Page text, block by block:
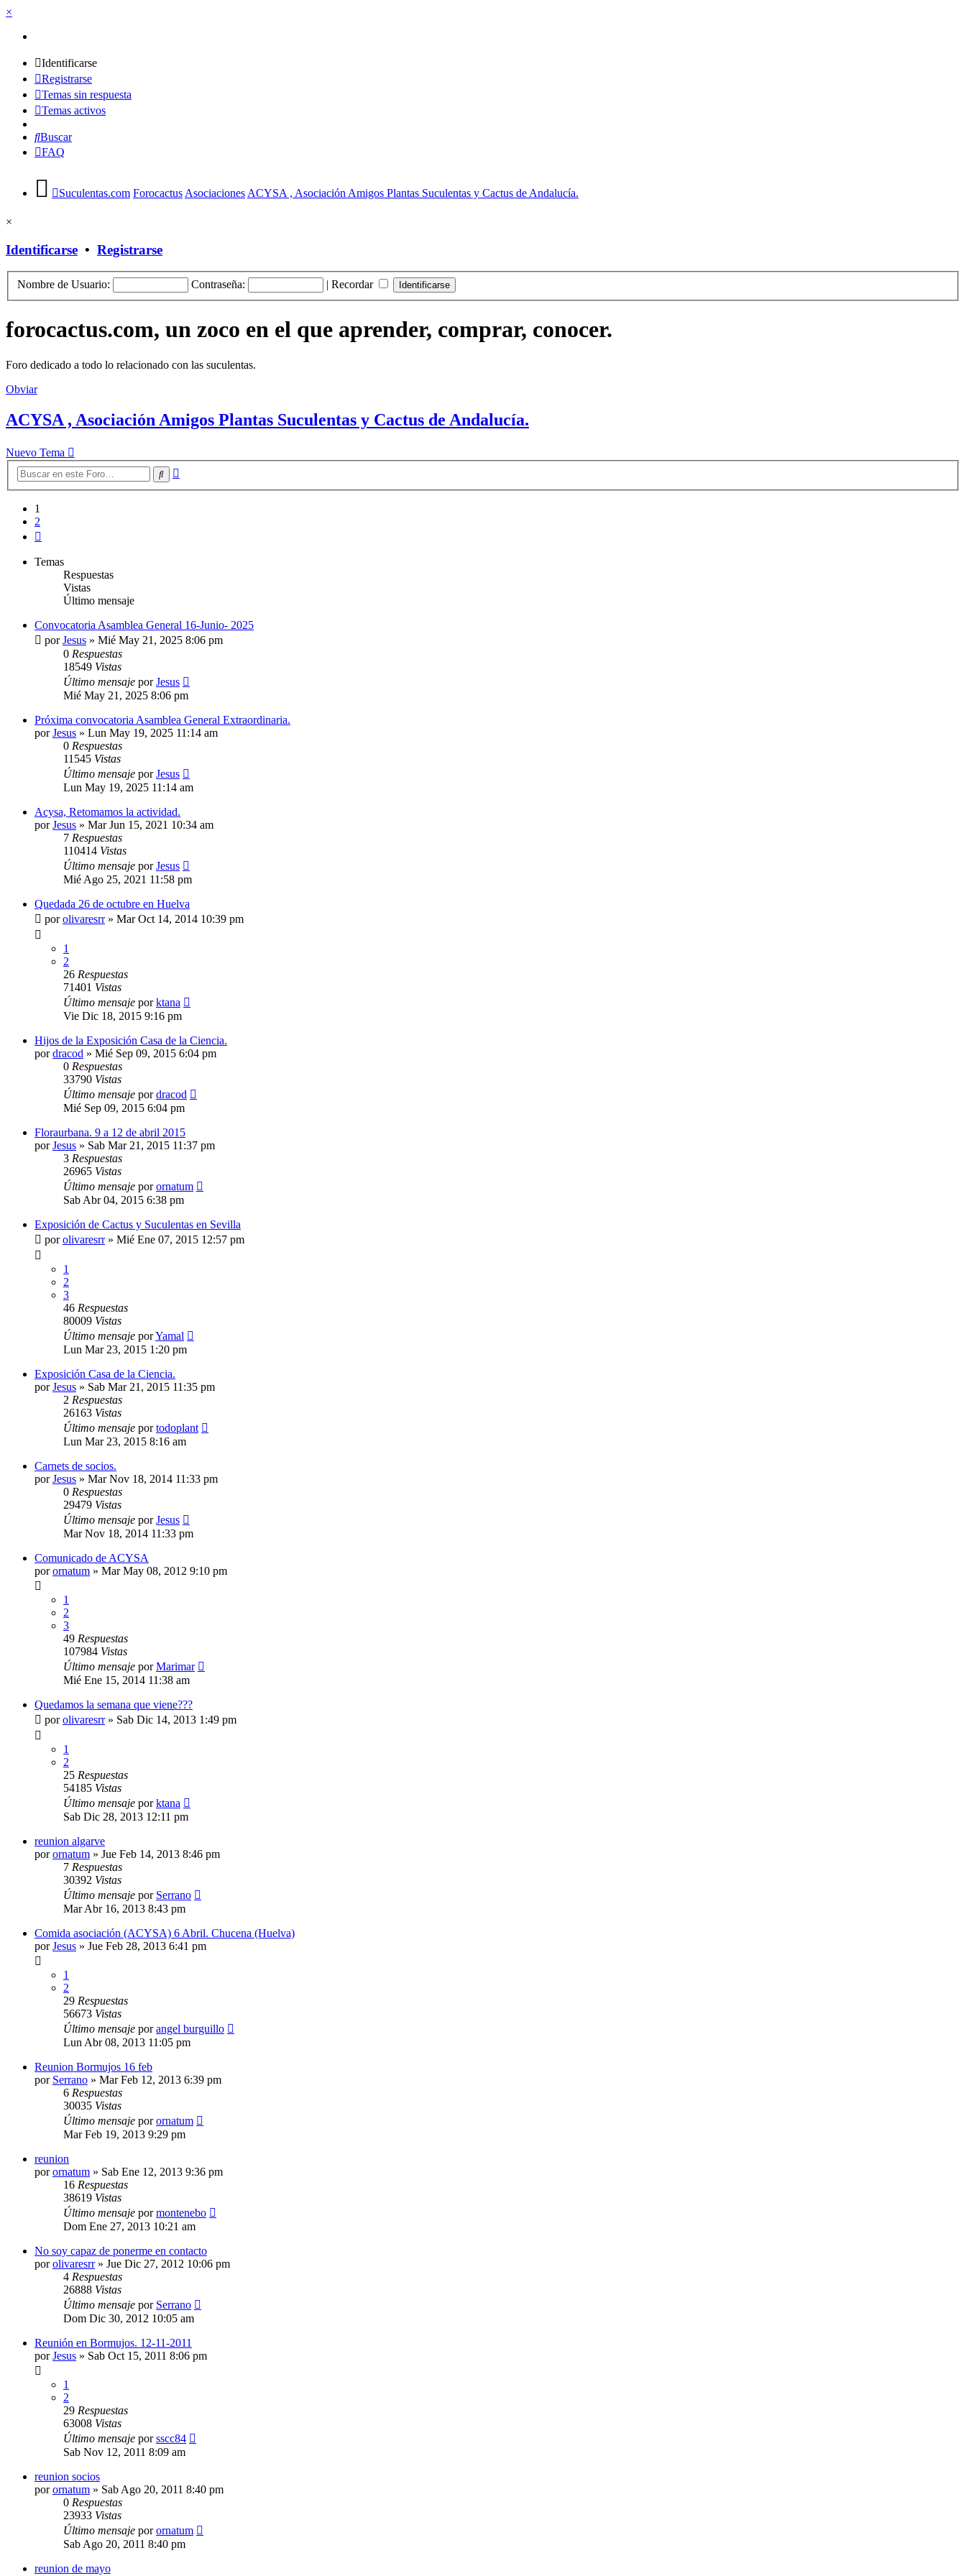
×
Identificarse
Registrarse
Temas sin respuesta
Temas activos
Buscar
FAQ
Suculentas.com Forocactus Asociaciones ACYSA , Asociación Amigos Plantas Suculentas y Cactus de Andalucía.
×
Identificarse • Registrarse
Nombre de Usuario: Contraseña: | Recordar
forocactus.com, un zoco en el que aprender, comprar, conocer.
Foro dedicado a todo lo relacionado con las suculentas.
Obviar
ACYSA , Asociación Amigos Plantas Suculentas y Cactus de Andalucía.
Nuevo Tema
Buscar
1
2
Temas
Respuestas
Vistas
Último mensaje
Convocatoria Asamblea General 16-Junio- 2025
porJesus » Mié May 21, 2025 8:06 pm
0 Respuestas
18549 Vistas
Último mensaje porJesus
Mié May 21, 2025 8:06 pm
Próxima convocatoria Asamblea General Extraordinaria.
porJesus » Lun May 19, 2025 11:14 am
0 Respuestas
11545 Vistas
Último mensaje porJesus
Lun May 19, 2025 11:14 am
Acysa, Retomamos la actividad.
porJesus » Mar Jun 15, 2021 10:34 am
7 Respuestas
110414 Vistas
Último mensaje porJesus
Mié Ago 25, 2021 11:58 pm
Quedada 26 de octubre en Huelva
porolivaresrr» Mar Oct 14, 2014 10:39 pm
1
2
26 Respuestas
71401 Vistas
Último mensaje porktana
Vie Dic 18, 2015 9:16 pm
Hijos de la Exposición Casa de la Ciencia.
pordracod » Mié Sep 09, 2015 6:04 pm
0 Respuestas
33790 Vistas
Último mensaje pordracod
Mié Sep 09, 2015 6:04 pm
Floraurbana. 9 a 12 de abril 2015
porJesus » Sab Mar 21, 2015 11:37 pm
3 Respuestas
26965 Vistas
Último mensaje porornatum
Sab Abr 04, 2015 6:38 pm
Exposición de Cactus y Suculentas en Sevilla
porolivaresrr» Mié Ene 07, 2015 12:57 pm
1
2
3
46 Respuestas
80009 Vistas
Último mensaje porYamal
Lun Mar 23, 2015 1:20 pm
Exposición Casa de la Ciencia.
porJesus » Sab Mar 21, 2015 11:35 pm
2 Respuestas
26163 Vistas
Último mensaje portodoplant
Lun Mar 23, 2015 8:16 am
Carnets de socios.
porJesus » Mar Nov 18, 2014 11:33 pm
0 Respuestas
29479 Vistas
Último mensaje porJesus
Mar Nov 18, 2014 11:33 pm
Comunicado de ACYSA
porornatum » Mar May 08, 2012 9:10 pm
1
2
3
49 Respuestas
107984 Vistas
Último mensaje porMarimar
Mié Ene 15, 2014 11:38 am
Quedamos la semana que viene???
porolivaresrr» Sab Dic 14, 2013 1:49 pm
1
2
25 Respuestas
54185 Vistas
Último mensaje porktana
Sab Dic 28, 2013 12:11 pm
reunion algarve
porornatum » Jue Feb 14, 2013 8:46 pm
7 Respuestas
30392 Vistas
Último mensaje por Serrano
Mar Abr 16, 2013 8:43 pm
Comida asociación (ACYSA) 6 Abril. Chucena (Huelva)
porJesus » Jue Feb 28, 2013 6:41 pm
1
2
29 Respuestas
56673 Vistas
Último mensaje porangel burguillo
Lun Abr 08, 2013 11:05 pm
Reunion Bormujos 16 feb
por Serrano » Mar Feb 12, 2013 6:39 pm
6 Respuestas
30035 Vistas
Último mensaje porornatum
Mar Feb 19, 2013 9:29 pm
reunion
porornatum » Sab Ene 12, 2013 9:36 pm
16 Respuestas
38619 Vistas
Último mensaje pormontenebo
Dom Ene 27, 2013 10:21 am
No soy capaz de ponerme en contacto
porolivaresrr» Jue Dic 27, 2012 10:06 pm
4 Respuestas
26888 Vistas
Último mensaje por Serrano
Dom Dic 30, 2012 10:05 am
Reunión en Bormujos. 12-11-2011
porJesus » Sab Oct 15, 2011 8:06 pm
1
2
29 Respuestas
63008 Vistas
Último mensaje porsscc84
Sab Nov 12, 2011 8:09 am
reunion socios
porornatum » Sab Ago 20, 2011 8:40 pm
0 Respuestas
23933 Vistas
Último mensaje porornatum
Sab Ago 20, 2011 8:40 pm
reunion de mayo